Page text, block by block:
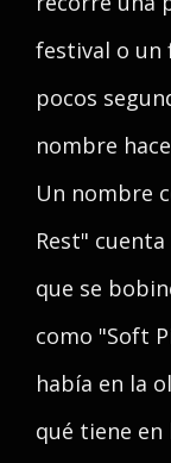
festival o un
pocos
nombre
Un nombre
Rest"
que se
como "Soft
había en la
qué tiene en